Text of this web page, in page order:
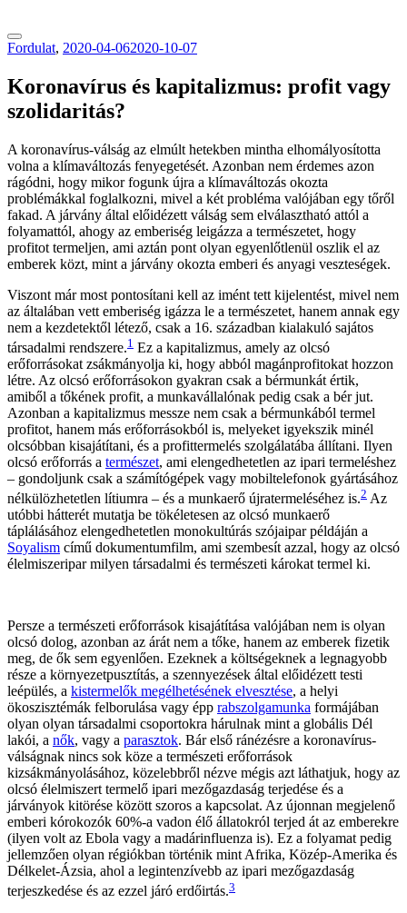
Fordulat, 2020-04-062020-10-07
Koronavírus és kapitalizmus: profit vagy
szolidaritás?
A koronavírus-válság az elmúlt hetekben mintha elhomályosította
volna a klímaváltozás fenyegetését. Azonban nem érdemes azon
rágódni, hogy mikor fogunk újra a klímaváltozás okozta
problémákkal foglalkozni, mivel a két probléma valójában egy tőről
fakad. A járvány által előidézett válság sem elválasztható attól a
folyamattól, ahogy az emberiség leigázza a természetet, hogy
profitot termeljen, ami aztán pont olyan egyenlőtlenül oszlik el az
emberek közt, mint a járvány okozta emberi és anyagi veszteségek.
Viszont már most pontosítani kell az imént tett kijelentést, mivel nem
az általában vett emberiség igázza le a természetet, hanem annak egy
nem a kezdetektől létező, csak a 16. században kialakuló sajátos
társadalmi rendszere.1 Ez a kapitalizmus, amely az olcsó
erőforrásokat zsákmányolja ki, hogy abból magánprofitokat hozzon
létre. Az olcsó erőforrásokon gyakran csak a bérmunkát értik,
amiből a tőkének profit, a munkavállalónak pedig csak a bér jut.
Azonban a kapitalizmus messze nem csak a bérmunkából termel
profitot, hanem más erőforrásokból is, melyeket igyekszik minél
olcsóbban kisajátítani, és a profittermelés szolgálatába állítani. Ilyen
olcsó erőforrás a természet, ami elengedhetetlen az ipari termeléshez
– gondoljunk csak a számítógépek vagy mobiltelefonok gyártásához
nélkülözhetetlen lítiumra – és a munkaerő újratermeléséhez is.2 Az
utóbbi hátterét mutatja be tökéletesen az olcsó munkaerő
táplálásához elengedhetetlen monokultúrás szójaipar példáján a
Soyalism című dokumentumfilm, ami szembesít azzal, hogy az olcsó
élelmiszeripar milyen társadalmi és természeti károkat termel ki.
Persze a természeti erőforrások kisajátítása valójában nem is olyan
olcsó dolog, azonban az árát nem a tőke, hanem az emberek fizetik
meg, de ők sem egyenlően. Ezeknek a költségeknek a legnagyobb
része a környezetpusztítás, a szennyezések által előidézett testi
leépülés, a kistermelők megélhetésének elvesztése, a helyi
ökoszisztémák felborulása vagy épp rabszolgamunka formájában
olyan olyan társadalmi csoportokra hárulnak mint a globális Dél
lakói, a nők, vagy a parasztok. Bár első ránézésre a koronavírus-
válságnak nincs sok köze a természeti erőforrások
kizsákmányolásához, közelebbről nézve mégis azt láthatjuk, hogy az
olcsó élelmiszert termelő ipari mezőgazdaság terjedése és a
járványok kitörése között szoros a kapcsolat. Az újonnan megjelenő
emberi kórokozók 60%-a vadon élő állatokról terjed át az emberekre
(ilyen volt az Ebola vagy a madárinfluenza is). Ez a folyamat pedig
jellemzően olyan régiókban történik mint Afrika, Közép-Amerika és
Délkelet-Ázsia, ahol a legintenzívebb az ipari mezőgazdaság
terjeszkedése és az ezzel járó erdőirtás.3